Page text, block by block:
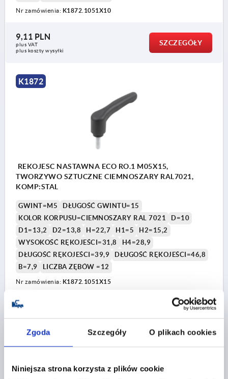
Zgoda Szczegóły O plikach cookies
Niniejsza strona korzysta z plików cookie
Nr zamówienia: K1872.1051X10
9,11 PLN
plus VAT
plus koszty wysyłki
SZCZEGÓŁY
K1872
REKOJESC NASTAWNA ECO RO.1 M05X15,
TWORZYWO SZTUCZNE CIEMNOSZARY RAL7021,
KOMP:STAL
GWINT=M5
DŁUGOŚĆ GWINTU=15
KOLOR KORPUSU=CIEMNOSZARY RAL 7021
D=10
D1=13,2
D2=13,8 H=22,7 H1=5
H2=15,2
WYSOKOŚĆ RĘKOJEŚCI=31,8
H4=28,9
DŁUGOŚĆ RĘKOJEŚCI=39,9
DŁUGOŚĆ RĘKOJEŚCI=46,8
B=7,9
LICZBA ZĘBÓW =12
Nr zamówienia: K1872.1051X15
9,11 PLN